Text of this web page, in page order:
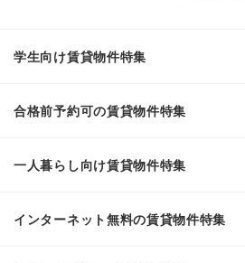
学生向け賃貸物件特集
合格前予約可の賃貸物件特集
一人暮らし向け賃貸物件特集
インターネット無料の賃貸物件特集